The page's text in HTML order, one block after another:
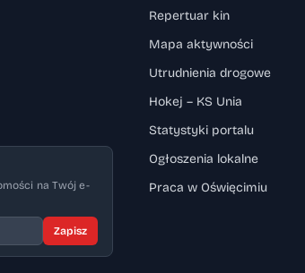
na Twój e-
Zapisz
Repertuar kin
Mapa aktywności
Utrudnienia drogowe
Hokej – KS Unia
Statystyki portalu
Ogłoszenia lokalne
Praca w Oświęcimiu